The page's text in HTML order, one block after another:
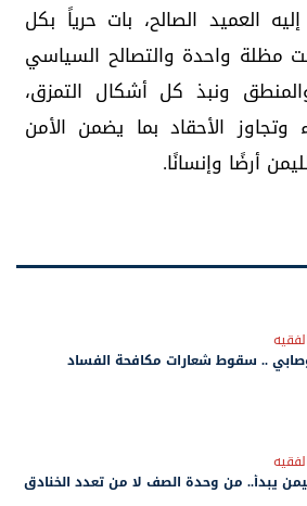
العميد الصالح، بات حرياً بكل
مظلة واحدة والتصالح السياسي
ونبذ كل أشكال التمزق،
الأحقاد بما يضمن الأمن
أرضًا وإنسانًا.
.. سقوط شعارات مكافحة الفساد
يبدأ.. من وحدة الصف لا من تعدد الخنادق